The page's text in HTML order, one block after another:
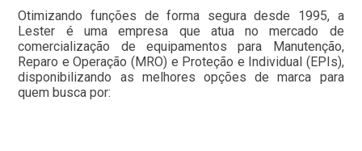
Otimizando funções de forma segura desde 1995, a
Lester é uma empresa que atua no mercado de
comercialização de equipamentos para Manutenção,
Reparo e Operação (MRO) e Proteção e Individual (EPIs),
disponibilizando as melhores opções de marca para
quem busca por: